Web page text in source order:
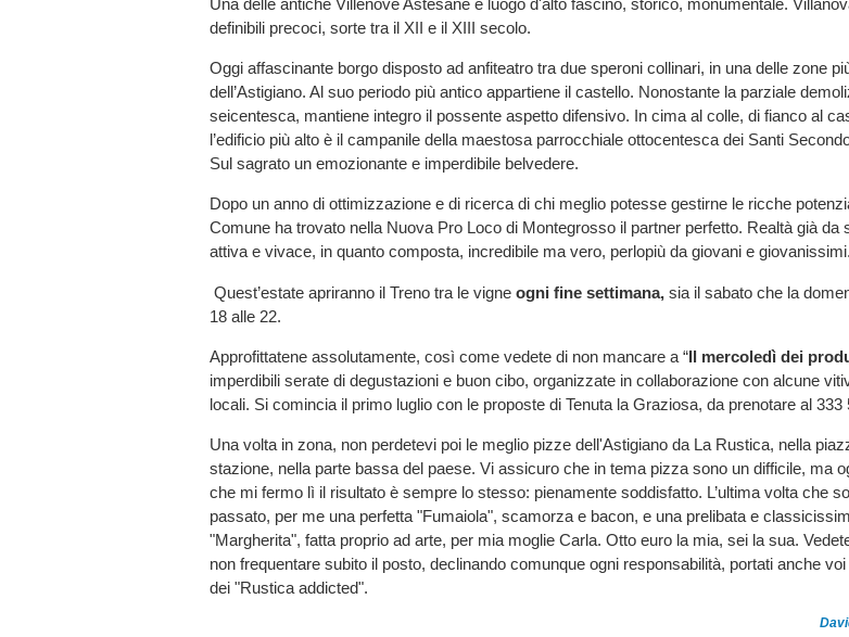
Una delle antiche Villenove Astesane e luogo d'alto fascino, storico, monumentale.
definibili precoci, sorte tra il XII e il XIII secolo.
Oggi affascinante borgo disposto ad anfiteatro tra due speroni collinari, in una delle zone
dell’Astigiano. Al suo periodo più antico appartiene il castello. Nonostante la parziale
seicentesca, mantiene integro il possente aspetto difensivo. In cima al colle, di fianco al
l’edificio più alto è il campanile della maestosa parrocchiale ottocentesca dei Santi
Sul sagrato un emozionante e imperdibile belvedere.
Dopo un anno di ottimizzazione e di ricerca di chi meglio potesse gestirne le ricche
Comune ha trovato nella Nuova Pro Loco di Montegrosso il partner perfetto. Realtà già da
attiva e vivace, in quanto composta, incredibile ma vero, perlopiù da giovani e giovanissimi.
Quest’estate apriranno il Treno tra le vigne ogni fine settimana, sia il sabato che la
18 alle 22.
Approfittatene assolutamente, così come vedete di non mancare a “Il mercoledì dei
imperdibili serate di degustazioni e buon cibo, organizzate in collaborazione con alcune
locali. Si comincia il primo luglio con le proposte di Tenuta la Graziosa, da prenotare al 333
Una volta in zona, non perdetevi poi le meglio pizze dell'Astigiano da La Rustica, nella
stazione, nella parte bassa del paese. Vi assicuro che in tema pizza sono un difficile, ma
che mi fermo lì il risultato è sempre lo stesso: pienamente soddisfatto. L’ultima volta che
passato, per me una perfetta "Fumaiola", scamorza e bacon, e una prelibata e
"Margherita", fatta proprio ad arte, per mia moglie Carla. Otto euro la mia, sei la sua.
non frequentare subito il posto, declinando comunque ogni responsabilità, portati anche
dei "Rustica addicted".